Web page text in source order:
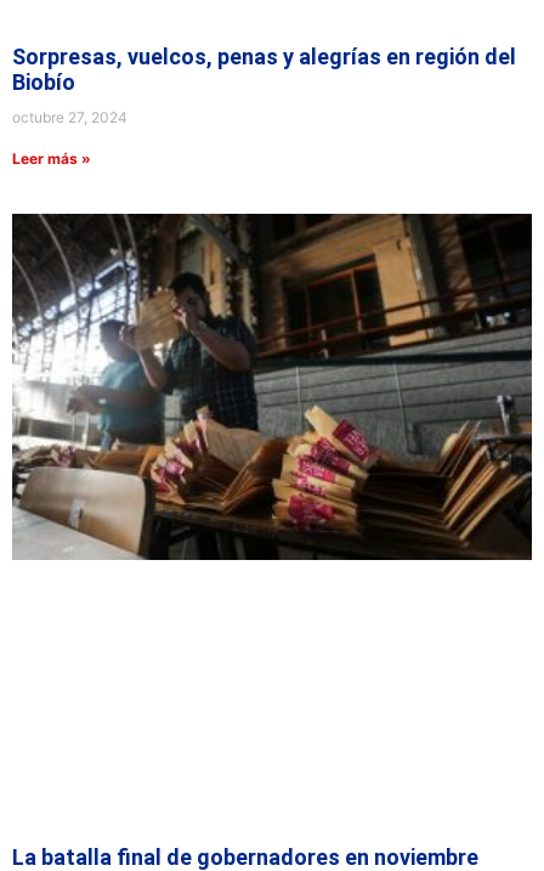
Sorpresas, vuelcos, penas y alegrías en región del
Biobío
octubre 27, 2024
Leer más »
La batalla final de gobernadores en noviembre